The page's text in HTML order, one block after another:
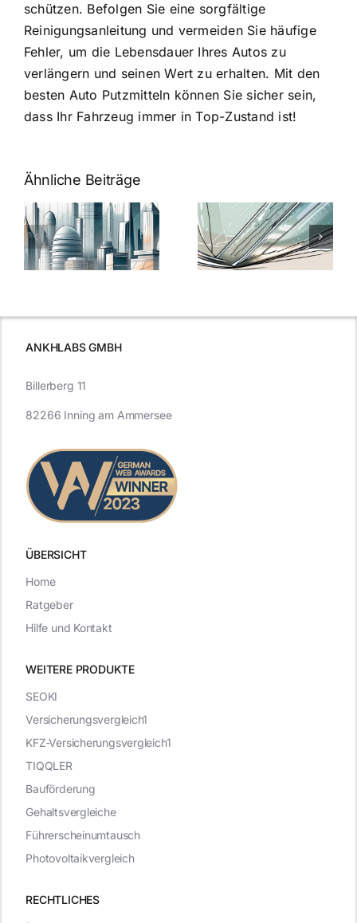
schützen. Befolgen Sie eine sorgfältige
Reinigungsanleitung und vermeiden Sie häufige
Fehler, um die Lebensdauer Ihres Autos zu
verlängern und seinen Wert zu erhalten. Mit den
besten Auto Putzmitteln können Sie sicher sein,
dass Ihr Fahrzeug immer in Top-Zustand ist!
Ähnliche Beiträge
5 Gründe,
warum
Nanoversiegelung
auf Glas
7
Expertentipps
für maximale
ANKHLABS GMBH
ÜBERSICHT
WEITERE PRODUKTE
RECHTLICHES
Billerberg 11
82266 Inning am Ammersee
SEOKI
Versicherungsvergleich1
KFZ-Versicherungsvergleich1
TIQQLER
Bauförderung
Gehaltsvergleiche
Führerscheinumtausch
Photovoltaikvergleich
Home
Ratgeber
Hilfe und Kontakt